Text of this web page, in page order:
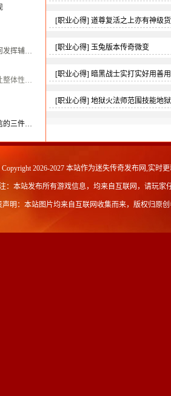
发挥辅…
整体性…
的三件…
[职业心得] 道尊复活之上亦有神级
[职业心得] 玉兔版本传奇微变
[职业心得] 暗黑战士实打实好用善
[职业心得] 地狱火法师范围技能地
Copyright 2026-2027 本站作为迷失传奇发布网,实时
：本站发布所有游戏信息，均来自互联网，请玩
声明：本站图片均来自互联网收集而来，版权归原